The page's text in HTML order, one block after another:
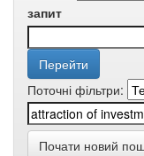
запит
Поточні фільтри:
Почати новий